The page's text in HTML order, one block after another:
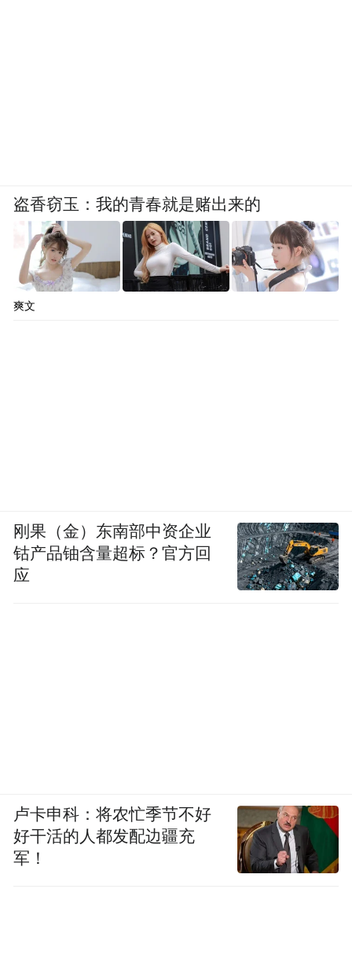
盗香窃玉：我的青春就是赌出来的
爽文
刚果（金）东南部中资企业
钴产品铀含量超标？官方回
应
卢卡申科：将农忙季节不好
好干活的人都发配边疆充
军！